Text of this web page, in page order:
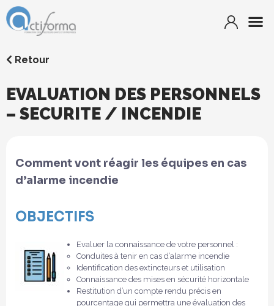
Retour
EVALUATION DES PERSONNELS
– SECURITE / INCENDIE
Comment vont réagir les équipes en cas
d’alarme incendie
OBJECTIFS
Evaluer la connaissance de votre personnel :
Conduites à tenir en cas d’alarme incendie
Identification des extincteurs et utilisation
Connaissance des mises en sécurité horizontale
Restitution d’un compte rendu précis en
pourcentage qui permettra une évaluation des